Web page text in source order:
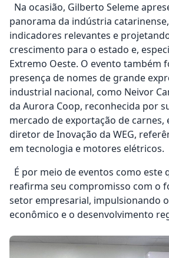
Na ocasião, Gilberto Seleme
panorama da indústria
indicadores relevantes e
crescimento para o estado e,
Extremo Oeste. O evento também
presença de nomes de grande
industrial nacional, como Neivor
da Aurora Coop, reconhecida por
mercado de exportação de carnes,
diretor de Inovação da WEG,
em tecnologia e motores elétricos.
É por meio de eventos como este
reafirma seu compromisso com o
setor empresarial, impulsionando
econômico e o desenvolvimento